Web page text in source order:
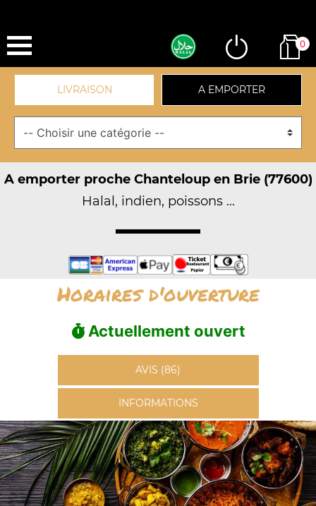
0
LIVRAISON A EMPORTER
A emporter proche Chanteloup en Brie (77600)
Halal, indien, poissons ...
Horaires d'ouverture
Actuellement ouvert
AVIS (86)
INFORMATIONS